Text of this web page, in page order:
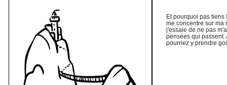
Et pourquoi pas tiens
me concentre sur ma
j'essaie de ne pas
pensées qui passent.
pourriez y prendre